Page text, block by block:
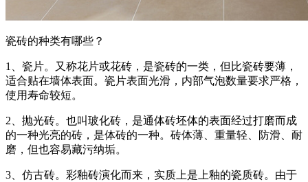
瓷砖的种类有哪些？
1、瓷片。又称花片或花砖，是瓷砖的一类，但比瓷砖要薄，
适合贴在墙体表面。瓷片表面光滑，内部气泡数量要求严格，
使用寿命较短。
2、抛光砖。也叫玻化砖，是通体砖坯体的表面经过打磨而成
的一种光亮的砖，是体砖的一种。砖体薄、重量轻、防滑、耐
磨，但也容易藏污纳垢。
3、仿古砖。彩釉砖演化而来，实质上是上釉的瓷质砖。由于